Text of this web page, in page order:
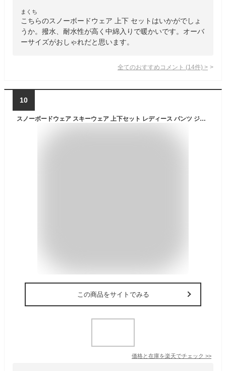
まくち
こちらのスノーボードウェア 上下 セットはいかがでしょ
うか。撥水、耐水性が高く中綿入りで暖かいです。オーバ
ーサイズがおしゃれだと思います。
全てのおすすめコメント (14件) >
10
スノーボードウェア スキーウェア 上下セット レディース パンツ ジャケット ボード ウェア スノボ ウェア ウェア スノー ウェア ウエア おしゃれ かわいい 上 下 スノーボード スキー アウトドア 保温 中綿 撥水 防風 防寒 着 耐水 ISET-58 《LDY》
この商品をサイトでみる
価格と在庫を楽天でチェック >>